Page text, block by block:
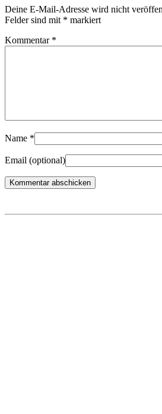
Deine E-Mail-Adresse wird nicht
Felder sind mit * markiert
Kommentar *
Name *
Email (optional)